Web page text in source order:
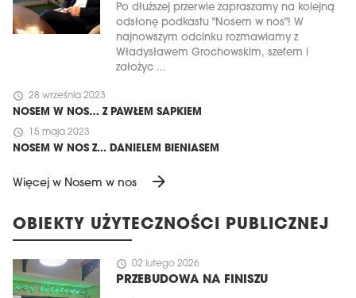
Po dłuższej przerwie zapraszamy na kolejną
odsłonę podkastu "Nosem w nos"! W
najnowszym odcinku rozmawiamy z
Władysławem Grochowskim, szefem i
założyc ...
schedule 28 września 2023
NOSEM W NOS… Z PAWŁEM SAPKIEM
schedule 15 maja 2023
NOSEM W NOS Z... DANIELEM BIENIASEM
Więcej w Nosem w nos arrow_forward
OBIEKTY UŻYTECZNOŚCI PUBLICZNEJ
schedule 02 lutego 2026
PRZEBUDOWA NA FINISZU